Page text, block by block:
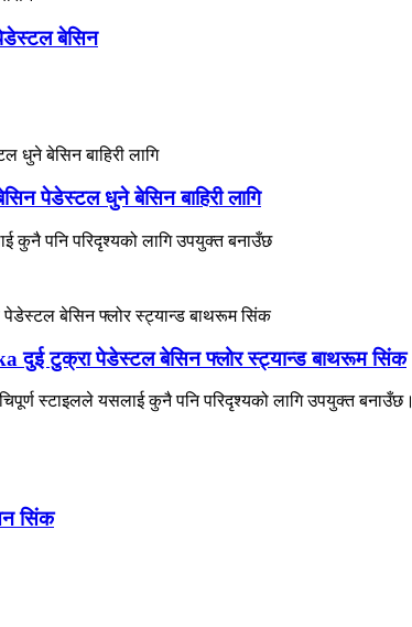
बेसिन
पेडेस्टल धुने बेसिन बाहिरी लागि
पनि परिदृश्यको लागि उपयुक्त बनाउँछ
​​टुक्रा पेडेस्टल बेसिन फ्लोर स्ट्यान्ड बाथरूम सिंक
स्टाइलले यसलाई कुनै पनि परिदृश्यको लागि उपयुक्त बनाउँछ।
सिंक